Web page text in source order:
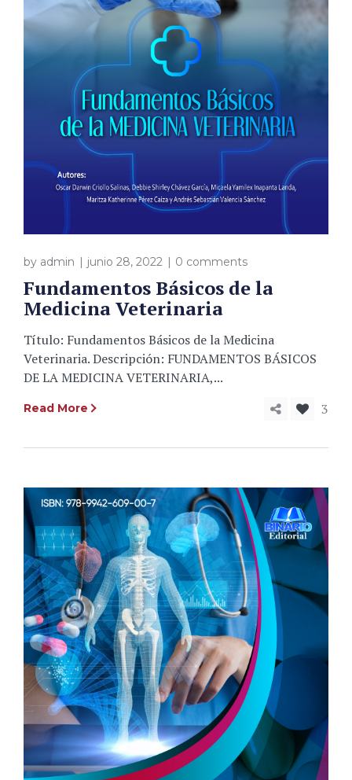
by admin junio 28, 2022 0 comments
Fundamentos Básicos de la
Medicina Veterinaria
Título: Fundamentos Básicos de la Medicina
Veterinaria. Descripción: FUNDAMENTOS BÁSICOS
DE LA MEDICINA VETERINARIA,...
Read More 3